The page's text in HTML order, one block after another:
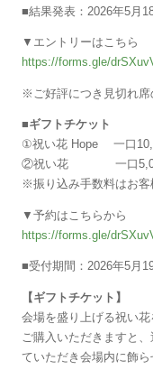
■結果発表：2026年5月
▼エントリーはこちら
https://forms.gle/
※ご好評につき見切れ席
■ギフトチケット
①祝い花 Hope 一口
②祝い花 一口
※振り込み手数料はお客
▼予約はこちらから
https://forms.gle/
■受付期間：2026年5月
【ギフトチケット】
会場を盛り上げる祝い花
ご購入いただきますと
ていただき会場内に飾ら